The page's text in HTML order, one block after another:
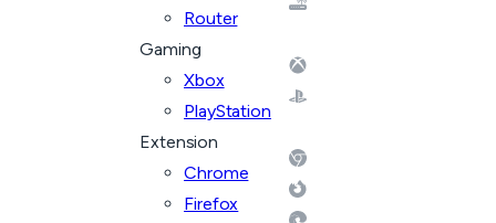
Router
Gaming
Xbox
PlayStation
Extension
Chrome
Firefox